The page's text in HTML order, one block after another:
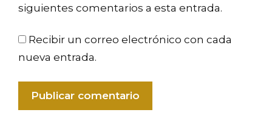
siguientes comentarios a esta entrada.
Recibir un correo electrónico con cada
nueva entrada.